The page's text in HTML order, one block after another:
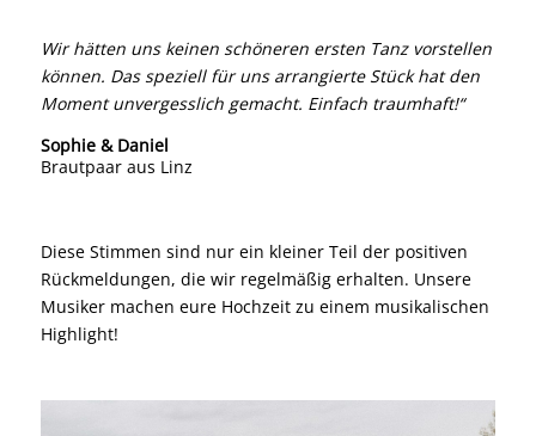
Wir hätten uns keinen schöneren ersten Tanz vorstellen
können. Das speziell für uns arrangierte Stück hat den
Moment unvergesslich gemacht. Einfach traumhaft!“
Sophie & Daniel
Brautpaar aus Linz
Diese Stimmen sind nur ein kleiner Teil der positiven
Rückmeldungen, die wir regelmäßig erhalten. Unsere
Musiker machen eure Hochzeit zu einem musikalischen
Highlight!